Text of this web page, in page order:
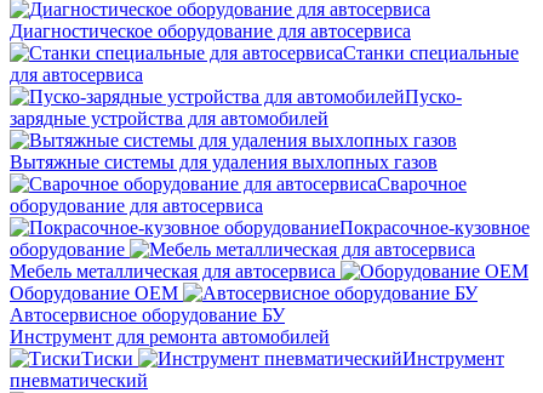
Диагностическое оборудование для автосервиса
Станки специальные
для автосервиса
Пуско-
зарядные устройства для автомобилей
Вытяжные системы для удаления выхлопных газов
Сварочное
оборудование для автосервиса
Покрасочное-кузовное
оборудование
Мебель металлическая для автосервиса
Оборудование OEM
Автосервисное оборудование БУ
Инструмент для ремонта автомобилей
Тиски
Инструмент
пневматический